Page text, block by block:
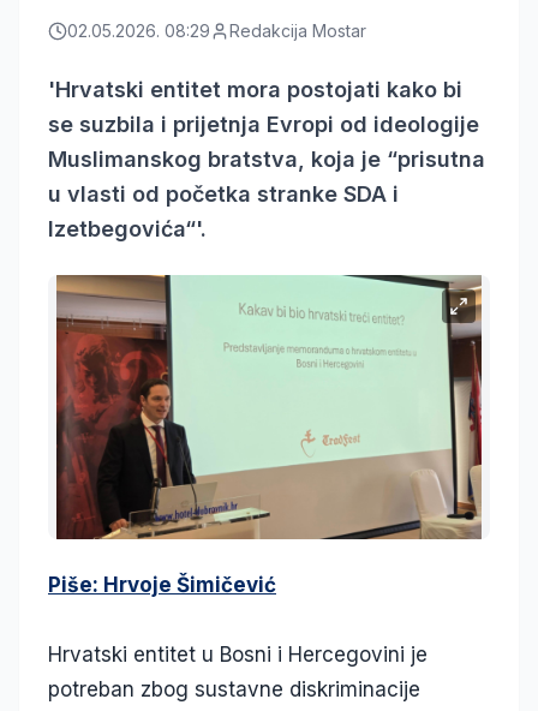
02.05.2026. 08:29 Redakcija Mostar
'Hrvatski entitet mora postojati kako bi
se suzbila i prijetnja Evropi od ideologije
Muslimanskog bratstva, koja je “prisutna
u vlasti od početka stranke SDA i
Izetbegovića“'.
Piše: Hrvoje Šimičević
Hrvatski entitet u Bosni i Hercegovini je
potreban zbog sustavne diskriminacije